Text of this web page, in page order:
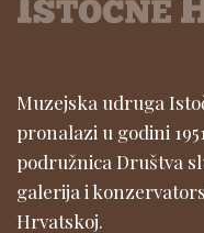
Muzejska udruga
pronalazi u godini
podružnica Društva
galerija i
Hrvatskoj.